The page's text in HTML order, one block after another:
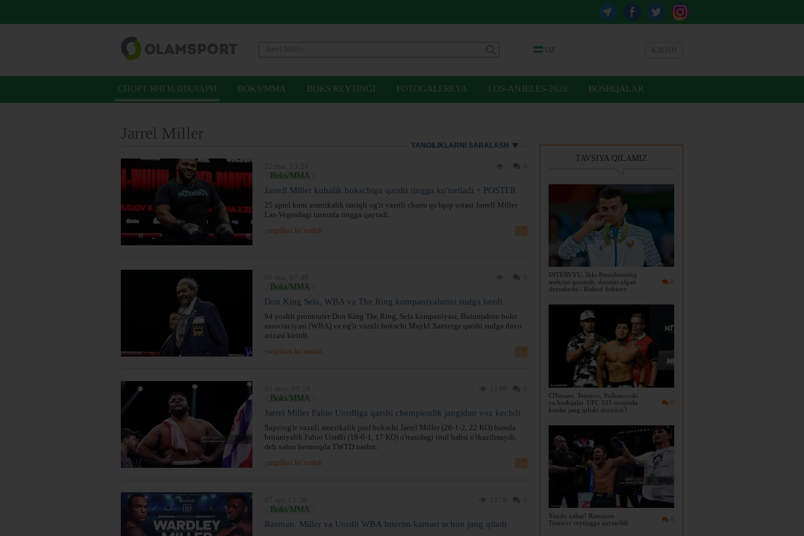
OZ
СПОРТ ЯНГИЛИКЛАРИ BOKS/MMA BOKS REYTINGI FOTOGALEREYA LOS-ANJELES-2028 BOSHQALAR
TAVSIYA QILAMIZ
0
INTERVYU. Ikki Prezidentning
mehrini qozonib, duosini olgan
dzyudochi - Rishod Sobirov
0
CHimaev, Temirov, Volkanovski
va boshqalar. UFC 333 turnirida
kimlar jang qilishi mumkin?
0
Yaxshi xabar! Ramazon
Temirov reytingga qaytarildi
Jarrel Miller
YANGILIKLARNI SARALASH
Boks/MMA
Jarrell Miller kubalik bokschiga qarshi ringga ko'tariladi + POSTER
25 aprel kuni amerikalik taniqli og'ir vaznli charm qo'lqop ustasi Jarrell Miller
Las-Vegasdagi turnirda ringga qaytadi.
yangilikni ko’rsatish
Boks/MMA
Don King Sela, WBA va The Ring kompaniyalarini sudga berdi
94 yoshli promouter Don King The Ring, Sela kompaniyasi, Butunjahon boks
associaciyasi (WBA) va og'ir vaznli bokschi Maykl Xanterga qarshi sudga davo
arizasi kiritdi.
yangilikni ko’rsatish
Boks/MMA
Jarrel Miller Fabio Uordliga qarshi chempionlik jangidan voz kechdi
Superog'ir vaznli amerikalik prof bokschi Jarrel Miller (26-1-2, 22 KO) hamda
britaniyalik Fabio Uordli (18-0-1, 17 KO) o'rtasidagi titul bahsi o'tkazilmaydi,
deb xabar bermoqda TWTD nashri.
yangilikni ko’rsatish
Boks/MMA
Rasman. Miller va Uordli WBA Interim kamari uchun jang qiladi